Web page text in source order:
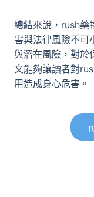
總結來說，rush藥
害與法律風險不可
與潛在風險，對於
文能夠讓讀者對
用造成身心危害。